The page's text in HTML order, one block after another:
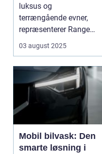
luksus og
terrængående evner,
repræsenterer Range
Rover n...
03 august 2025
Mobil bilvask: Den
smarte løsning i